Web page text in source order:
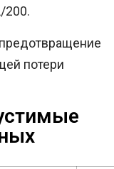
200.
потери